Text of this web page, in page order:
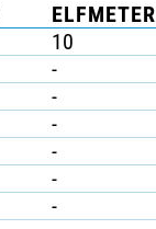
ELFMETER
10
-
-
-
-
-
-